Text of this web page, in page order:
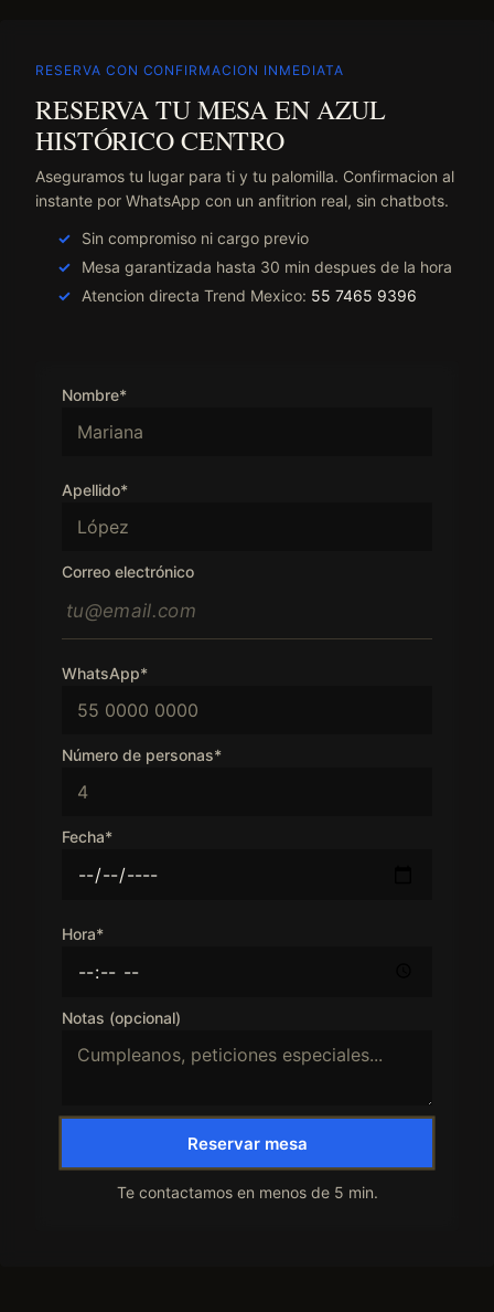
RESERVA CON CONFIRMACION INMEDIATA
RESERVA TU MESA EN AZUL
HISTÓRICO CENTRO
Aseguramos tu lugar para ti y tu palomilla. Confirmacion al
instante por WhatsApp con un anfitrion real, sin chatbots.
Sin compromiso ni cargo previo
Mesa garantizada hasta 30 min despues de la hora
Atencion directa Trend Mexico: 55 7465 9396
Nombre*
Apellido*
Correo electrónico
WhatsApp*
Número de personas*
Fecha*
Hora*
Notas (opcional)
Reservar mesa
Te contactamos en menos de 5 min.